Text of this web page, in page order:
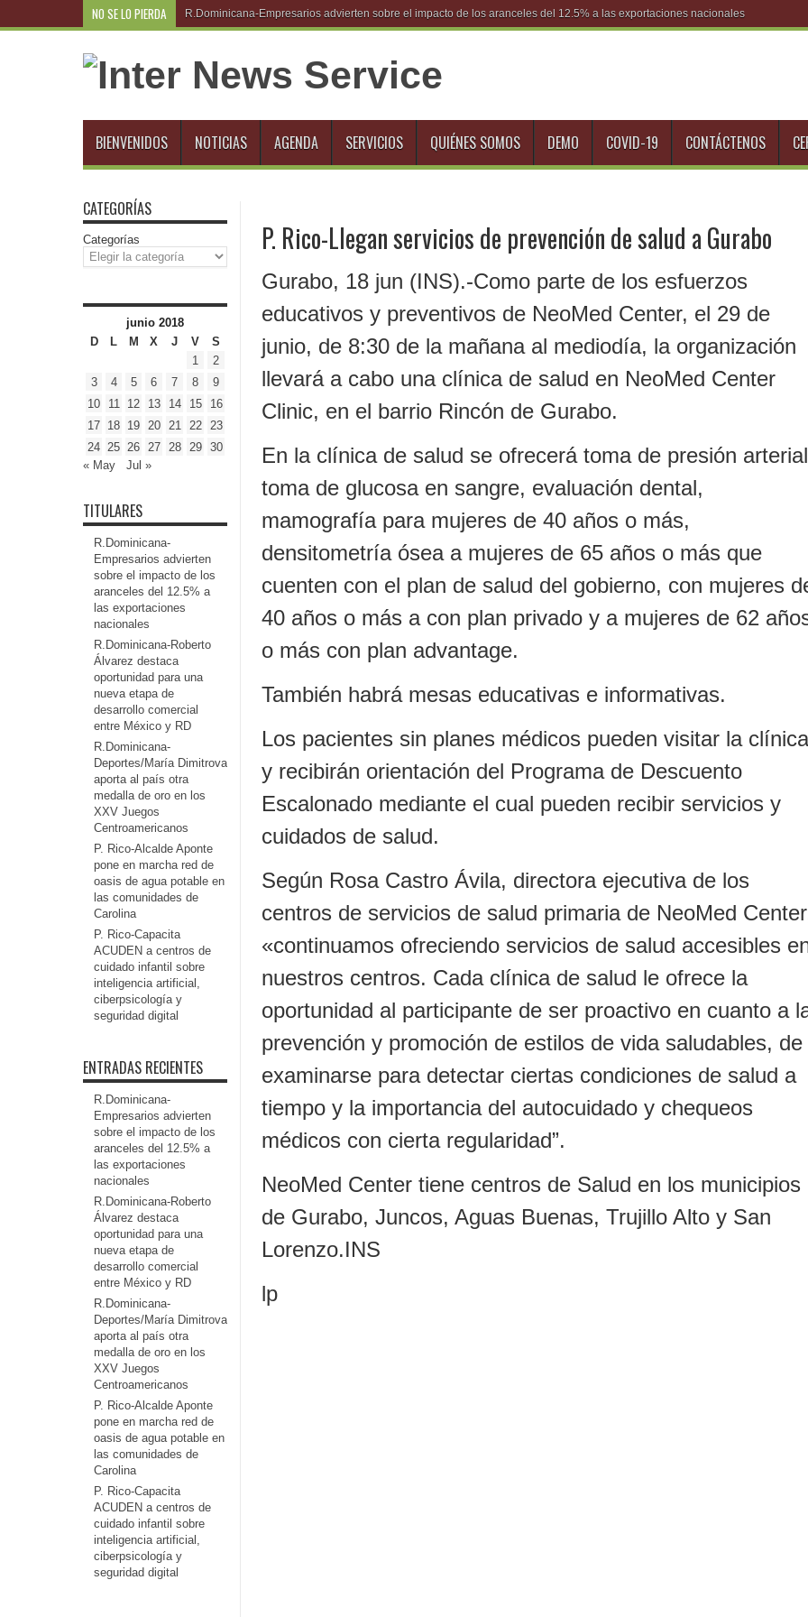
NO SE LO PIERDA R.Dominicana-Empresarios advierten sobre el impacto de los aranceles del 12.5% a las exportaciones nacionales
BIENVENIDOS NOTICIAS AGENDA SERVICIOS QUIÉNES SOMOS DEMO COVID-19 CONTÁCTENOS
P. Rico-Llegan servicios de prevención de salud a Gurabo
Gurabo, 18 jun (INS).-Como parte de los esfuerzos
educativos y preventivos de NeoMed Center, el 29 de
junio, de 8:30 de la mañana al mediodía, la organización
llevará a cabo una clínica de salud en NeoMed Center
Clinic, en el barrio Rincón de Gurabo.
En la clínica de salud se ofrecerá toma de presión
toma de glucosa en sangre, evaluación dental,
mamografía para mujeres de 40 años o más,
densitometría ósea a mujeres de 65 años o más que
cuenten con el plan de salud del gobierno, con mujeres
40 años o más a con plan privado y a mujeres de 62
o más con plan advantage.
También habrá mesas educativas e informativas.
Los pacientes sin planes médicos pueden visitar la clínica
y recibirán orientación del Programa de Descuento
Escalonado mediante el cual pueden recibir servicios y
cuidados de salud.
Según Rosa Castro Ávila, directora ejecutiva de los
centros de servicios de salud primaria de NeoMed
«continuamos ofreciendo servicios de salud accesibles
nuestros centros. Cada clínica de salud le ofrece la
oportunidad al participante de ser proactivo en cuanto a
prevención y promoción de estilos de vida saludables, de
examinarse para detectar ciertas condiciones de salud a
tiempo y la importancia del autocuidado y chequeos
médicos con cierta regularidad”.
NeoMed Center tiene centros de Salud en los municipios
de Gurabo, Juncos, Aguas Buenas, Trujillo Alto y San
Lorenzo.INS
lp
CATEGORÍAS
Categorías
junio 2018
D
L M X J V
S
1
2
3
4 5 6 7 8
9
10
11 12 13 14 15
16
17 18 19 20 21 22
23
24 25 26 27 28 29
30
« May
Jul »
TITULARES
R.Dominicana-
Empresarios advierten
sobre el impacto de los
aranceles del 12.5% a
las exportaciones
nacionales
R.Dominicana-Roberto
Álvarez destaca
oportunidad para una
nueva etapa de
desarrollo comercial
entre México y RD
R.Dominicana-
Deportes/María Dimitrova
aporta al país otra
medalla de oro en los
XXV Juegos
Centroamericanos
P. Rico-Alcalde Aponte
pone en marcha red de
oasis de agua potable en
las comunidades de
Carolina
P. Rico-Capacita
ACUDEN a centros de
cuidado infantil sobre
inteligencia artificial,
ciberpsicología y
seguridad digital
ENTRADAS RECIENTES
R.Dominicana-
Empresarios advierten
sobre el impacto de los
aranceles del 12.5% a
las exportaciones
nacionales
R.Dominicana-Roberto
Álvarez destaca
oportunidad para una
nueva etapa de
desarrollo comercial
entre México y RD
R.Dominicana-
Deportes/María Dimitrova
aporta al país otra
medalla de oro en los
XXV Juegos
Centroamericanos
P. Rico-Alcalde Aponte
pone en marcha red de
oasis de agua potable en
las comunidades de
Carolina
P. Rico-Capacita
ACUDEN a centros de
cuidado infantil sobre
inteligencia artificial,
ciberpsicología y
seguridad digital